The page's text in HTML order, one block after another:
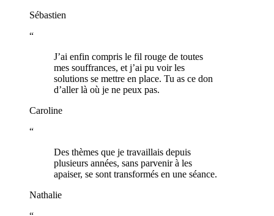
Sébastien
“
J’ai enfin compris le fil rouge de toutes
mes souffrances, et j’ai pu voir les
solutions se mettre en place. Tu as ce don
d’aller là où je ne peux pas.
Caroline
“
Des thèmes que je travaillais depuis
plusieurs années, sans parvenir à les
apaiser, se sont transformés en une séance.
Nathalie